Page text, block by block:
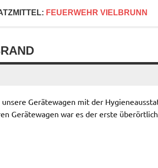
FEUERWEHR VIELBRUNN
Gerätewagen mit der
Gerätewagen war es der erste